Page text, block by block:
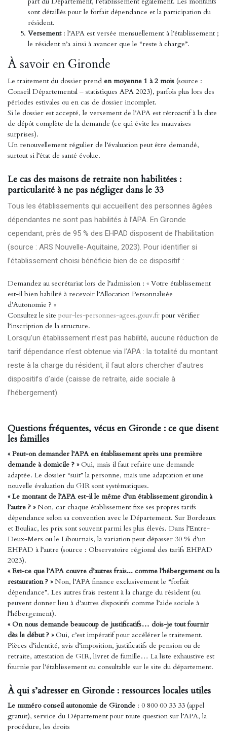
sont détaillés pour le forfait dépendance et la participation du
résident.
Versement: l’APA est versée mensuellement à l’établissement ;
le résident n’a ainsi à avancer que le “reste à charge”.
À savoir en Gironde
Le traitement du dossier prend en moyenne 1 à 2 mois (source :
Conseil Départemental – statistiques APA 2023), parfois plus lors des
périodes estivales ou en cas de dossier incomplet.
Si le dossier est accepté, le versement de l’APA est rétroactif à la date
de dépôt complète de la demande (ce qui évite les mauvaises
surprises).
Un renouvellement régulier de l’évaluation peut être demandé,
surtout si l’état de santé évolue.
Le cas des maisons de retraite non habilitées :
particularité à ne pas négliger dans le 33
Tous les établissements qui accueillent des personnes âgées
dépendantes ne sont pas habilités à l’APA. En Gironde
cependant, près de 95 % des EHPAD disposent de l’habilitation
(source : ARS Nouvelle-Aquitaine, 2023). Pour identifier si
l’établissement choisi bénéficie bien de ce dispositif :
Demandez au secrétariat lors de l’admission : « Votre établissement
est-il bien habilité à recevoir l’Allocation Personnalisée
d’Autonomie ? »
Consultez le site pour-les-personnes-agees.gouv.fr pour vérifier
l’inscription de la structure.
Lorsqu’un établissement n’est pas habilité, aucune réduction de
tarif dépendance n’est obtenue via l’APA : la totalité du montant
reste à la charge du résident, il faut alors chercher d’autres
dispositifs d’aide (caisse de retraite, aide sociale à
l’hébergement).
Questions fréquentes, vécus en Gironde : ce que disent
les familles
« Peut-on demander l’APA en établissement après une première
demande à domicile ? »Oui, mais il faut refaire une demande
adaptée. Le dossier “suit” la personne, mais une adaptation et une
nouvelle évaluation du GIR sont systématiques.
« Le montant de l’APA est-il le même d’un établissement girondin à
l’autre ? »Non, car chaque établissement fixe ses propres tarifs
dépendance selon sa convention avec le Département. Sur Bordeaux
et Bouliac, les prix sont souvent parmi les plus élevés. Dans l’Entre-
Deux-Mers ou le Libournais, la variation peut dépasser 30 % d’un
EHPAD à l’autre (source : Observatoire régional des tarifs EHPAD
2023).
« Est-ce que l’APA couvre d’autres frais... comme l’hébergement ou la
restauration ? »Non, l’APA finance exclusivement le “forfait
dépendance”. Les autres frais restent à la charge du résident (ou
peuvent donner lieu à d’autres dispositifs comme l’aide sociale à
l’hébergement).
« On nous demande beaucoup de justificatifs… dois-je tout fournir
dès le début ? »Oui, c’est impératif pour accélérer le traitement.
Pièces d’identité, avis d’imposition, justificatifs de pension ou de
retraite, attestation de GIR, livret de famille… La liste exhaustive est
fournie par l’établissement ou consultable sur le site du département.
À qui s’adresser en Gironde : ressources locales utiles
Le numéro conseil autonomie de Gironde : 0 800 00 33 33 (appel
gratuit), service du Département pour toute question sur l’APA, la
procédure, les droits